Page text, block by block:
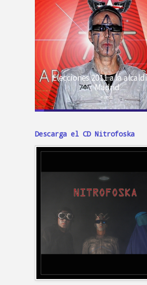
Descarga el CD Nitrofoska